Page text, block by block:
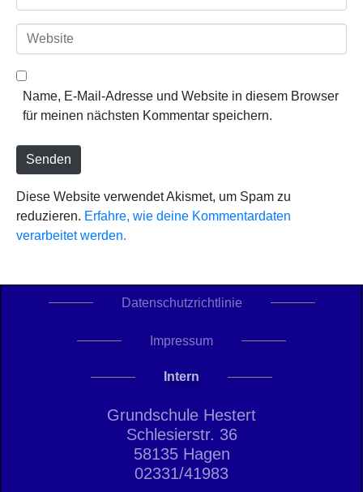
*
-
M
l
W
e
b
e
Name, E-Mail-Adresse und Website in diesem Browser
für meinen nächsten Kommentar speichern.
Senden
Diese Website verwendet Akismet, um Spam zu
reduzieren. Erfahre, wie deine Kommentardaten
verarbeitet werden.
Datenschutzrichtlinie
Impressum
Intern
Grundschule Hestert
Schlesierstr. 36
58135 Hagen
02331/41983